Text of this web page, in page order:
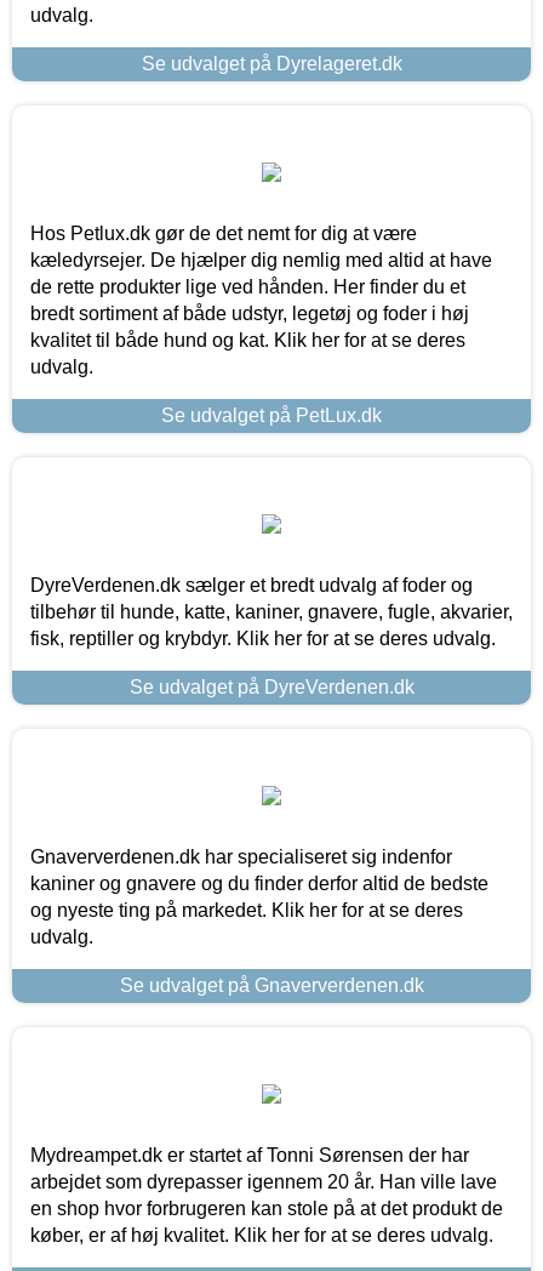
udvalg.
Se udvalget på Dyrelageret.dk
Hos Petlux.dk gør de det nemt for dig at være
kæledyrsejer. De hjælper dig nemlig med altid at have
de rette produkter lige ved hånden. Her finder du et
bredt sortiment af både udstyr, legetøj og foder i høj
kvalitet til både hund og kat. Klik her for at se deres
udvalg.
Se udvalget på PetLux.dk
DyreVerdenen.dk sælger et bredt udvalg af foder og
tilbehør til hunde, katte, kaniner, gnavere, fugle, akvarier,
fisk, reptiller og krybdyr. Klik her for at se deres udvalg.
Se udvalget på DyreVerdenen.dk
Gnaververdenen.dk har specialiseret sig indenfor
kaniner og gnavere og du finder derfor altid de bedste
og nyeste ting på markedet. Klik her for at se deres
udvalg.
Se udvalget på Gnaververdenen.dk
Mydreampet.dk er startet af Tonni Sørensen der har
arbejdet som dyrepasser igennem 20 år. Han ville lave
en shop hvor forbrugeren kan stole på at det produkt de
køber, er af høj kvalitet. Klik her for at se deres udvalg.